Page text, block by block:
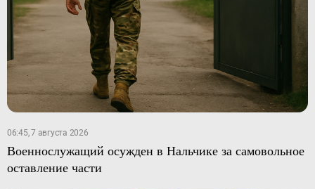
06:45, 7 августа 2026
Военнослужащий осужден в Нальчике за самовольное
оставление части